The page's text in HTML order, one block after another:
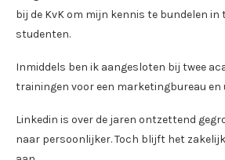
bij de KvK om mijn kennis te bundelen
studenten.
Inmiddels ben ik aangesloten bij twee
trainingen voor een marketingbureau en
Linkedin is over de jaren ontzettend
naar persoonlijker. Toch blijft het